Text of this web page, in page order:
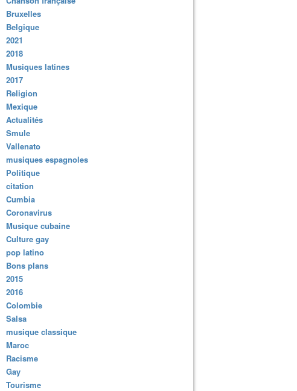
Bruxelles
Belgique
2021
2018
Musiques latines
2017
Religion
Mexique
Actualités
Smule
Vallenato
musiques espagnoles
Politique
citation
Cumbia
Coronavirus
Musique cubaine
Culture gay
pop latino
Bons plans
2015
2016
Colombie
Salsa
musique classique
Maroc
Racisme
Gay
Tourisme